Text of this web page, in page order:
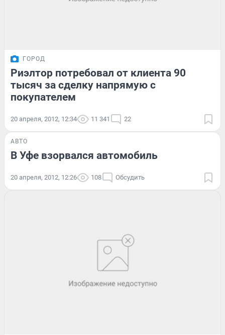
ГОРОД
Риэлтор потребовал от клиента 90
тысяч за сделку напрямую с
покупателем
20 апреля, 2012, 12:34 11 341 22
АВТО
В Уфе взорвался автомобиль
20 апреля, 2012, 12:26 108 Обсудить